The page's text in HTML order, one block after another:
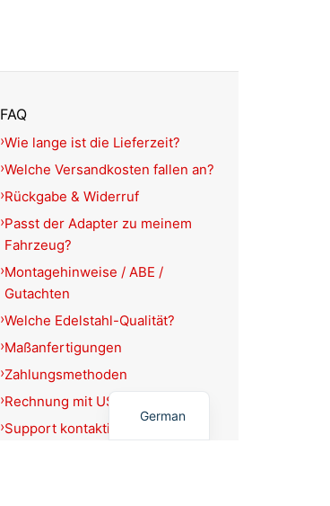
FAQ
Wie lange ist die Lieferzeit?
Welche Versandkosten fallen an?
Rückgabe & Widerruf
Passt der Adapter zu meinem
Fahrzeug?
Montagehinweise / ABE /
Gutachten
Welche Edelstahl-Qualität?
Maßanfertigungen
Zahlungsmethoden
Rechnung mit USt.-Ausweis?
Support kontaktieren
German